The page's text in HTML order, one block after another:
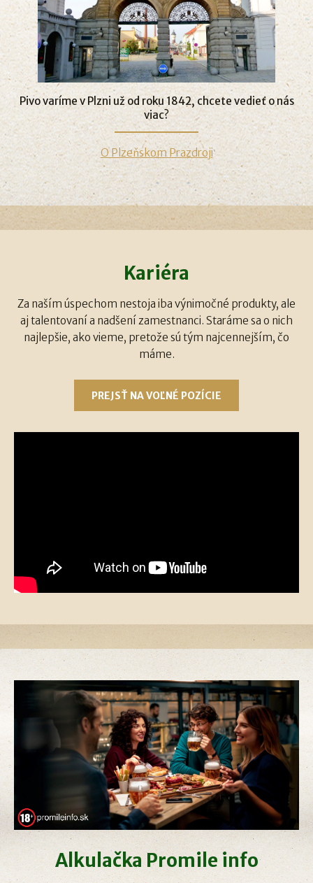
Pivo varíme v Plzni už od roku 1842, chcete vedieť o nás
viac?
O Plzeňskom Prazdroji
Kariéra
Za naším úspechom nestoja iba výnimočné produkty, ale
aj talentovaní a nadšení zamestnanci. Staráme sa o nich
najlepšie, ako vieme, pretože sú tým najcennejším, čo
máme.
PREJSŤ NA VOĽNÉ POZÍCIE
Alkulačka Promile info